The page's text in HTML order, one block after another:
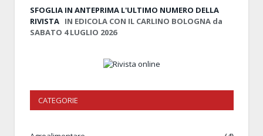
SFOGLIA IN ANTEPRIMA L'ULTIMO NUMERO DELLA
RIVISTA IN EDICOLA CON IL CARLINO BOLOGNA da
SABATO 4 LUGLIO 2026
CATEGORIE